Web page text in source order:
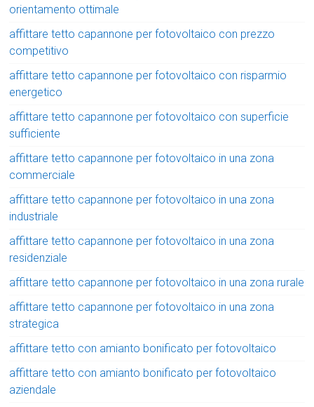
orientamento ottimale
affittare tetto capannone per fotovoltaico con prezzo
competitivo
affittare tetto capannone per fotovoltaico con risparmio
energetico
affittare tetto capannone per fotovoltaico con superficie
sufficiente
affittare tetto capannone per fotovoltaico in una zona
commerciale
affittare tetto capannone per fotovoltaico in una zona
industriale
affittare tetto capannone per fotovoltaico in una zona
residenziale
affittare tetto capannone per fotovoltaico in una zona rurale
affittare tetto capannone per fotovoltaico in una zona
strategica
affittare tetto con amianto bonificato per fotovoltaico
affittare tetto con amianto bonificato per fotovoltaico
aziendale